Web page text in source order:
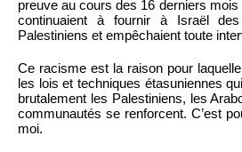
preuve au cours des 16 derniers
continuaient à fournir à Israël
Palestiniens et empêchaient toute
Ce racisme est la raison pour
les lois et techniques étasuniennes
brutalement les Palestiniens, les
communautés se renforcent. C’est
moi.